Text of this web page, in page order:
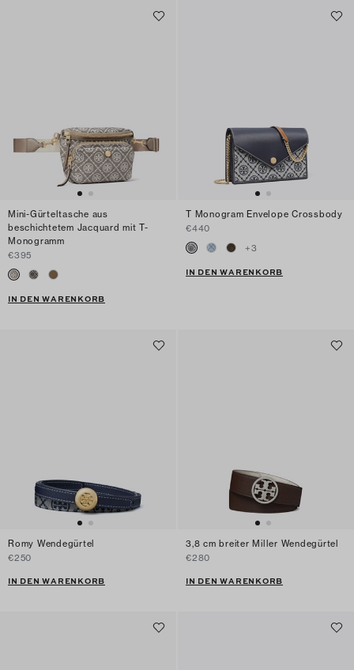
Mini-Gürteltasche aus
beschichtetem Jacquard mit T-
Monogramm
€395
IN DEN WARENKORB
T Monogram Envelope Crossbody
€440
+3
IN DEN WARENKORB
Romy Wendegürtel
€250
IN DEN WARENKORB
3,8 cm breiter Miller Wendegürtel
€280
IN DEN WARENKORB